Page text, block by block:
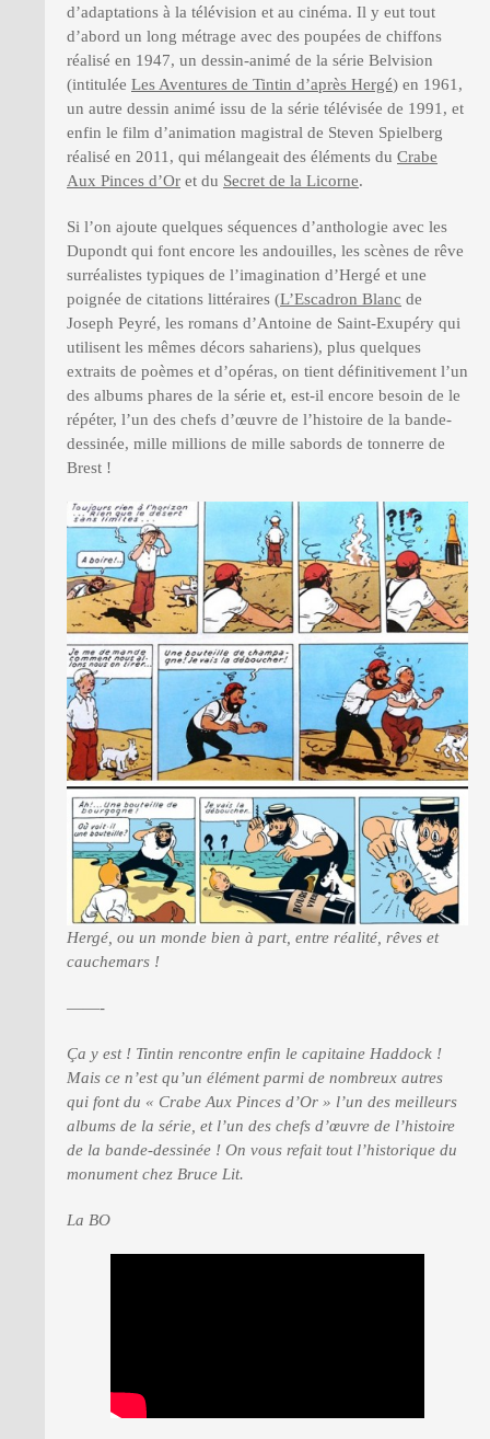
d’adaptations à la télévision et au cinéma. Il y eut tout
d’abord un long métrage avec des poupées de chiffons
réalisé en 1947, un dessin-animé de la série Belvision
(intitulée Les Aventures de Tintin d’après Hergé) en 1961,
un autre dessin animé issu de la série télévisée de 1991, et
enfin le film d’animation magistral de Steven Spielberg
réalisé en 2011, qui mélangeait des éléments du Crabe
Aux Pinces d’Or et du Secret de la Licorne.
Si l’on ajoute quelques séquences d’anthologie avec les
Dupondt qui font encore les andouilles, les scènes de rêve
surréalistes typiques de l’imagination d’Hergé et une
poignée de citations littéraires (L’Escadron Blanc de
Joseph Peyré, les romans d’Antoine de Saint-Exupéry qui
utilisent les mêmes décors sahariens), plus quelques
extraits de poèmes et d’opéras, on tient définitivement l’un
des albums phares de la série et, est-il encore besoin de le
répéter, l’un des chefs d’œuvre de l’histoire de la bande-
dessinée, mille millions de mille sabords de tonnerre de
Brest !
Hergé, ou un monde bien à part, entre réalité, rêves et
cauchemars !
——-
Ça y est ! Tintin rencontre enfin le capitaine Haddock !
Mais ce n’est qu’un élément parmi de nombreux autres
qui font du « Crabe Aux Pinces d’Or » l’un des meilleurs
albums de la série, et l’un des chefs d’œuvre de l’histoire
de la bande-dessinée ! On vous refait tout l’historique du
monument chez Bruce Lit.
La BO